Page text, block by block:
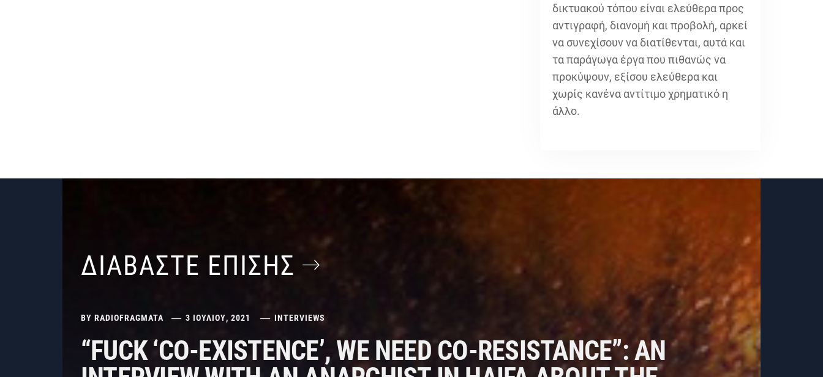
δικτυακού τόπου είναι ελεύθερα προς
αντιγραφή, διανομή και προβολή, αρκεί
να συνεχίσουν να διατίθενται, αυτά και
τα παράγωγα έργα που πιθανώς να
προκύψουν, εξίσου ελεύθερα και
χωρίς κανένα αντίτιμο χρηματικό η
άλλο.
ΔΙΑΒΑΣΤΕ ΕΠΙΣΗΣ
BY RADIOFRAGMATA 3 ΙΟΥΛΊΟΥ, 2021 INTERVIEWS
“FUCK ‘CO-EXISTENCE’, WE NEED CO-RESISTANCE”: AN